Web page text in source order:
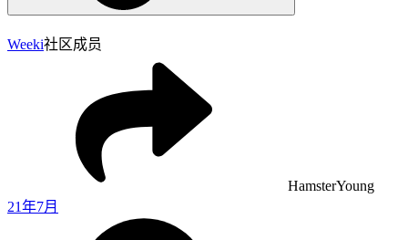
Weeki社区成员
HamsterYoung
21年7月